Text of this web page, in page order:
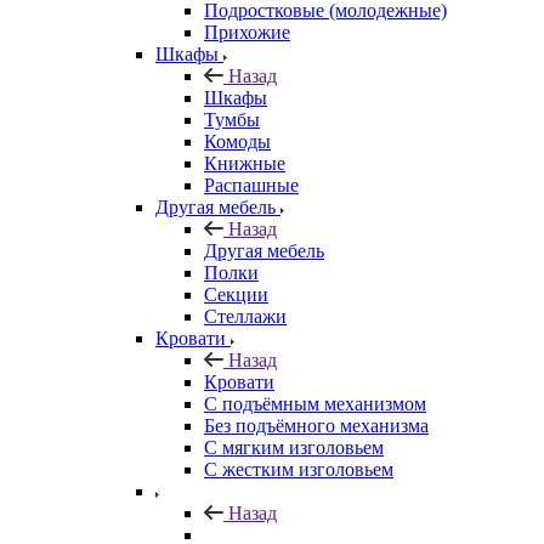
Подростковые (молодежные)
Прихожие
Шкафы
Назад
Шкафы
Тумбы
Комоды
Книжные
Распашные
Другая мебель
Назад
Другая мебель
Полки
Секции
Стеллажи
Кровати
Назад
Кровати
С подъёмным механизмом
Без подъёмного механизма
С мягким изголовьем
С жестким изголовьем
Назад